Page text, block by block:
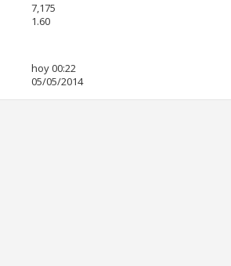
7,175
1.60
hoy00:22
05/05/2014